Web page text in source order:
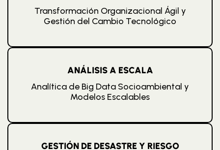
Transformación Organizacional Ágil y
Gestión del Cambio Tecnológico
ANÁLISIS A ESCALA
Analítica de Big Data Socioambiental y
Modelos Escalables
GESTIÓN DE DESASTRE Y RIESGO